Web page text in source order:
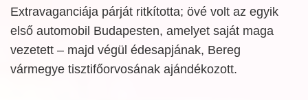
Extravaganciája párját ritkította; övé volt az egyik
első automobil Budapesten, amelyet saját maga
vezetett – majd végül édesapjának, Bereg
vármegye tisztifőorvosának ajándékozott.